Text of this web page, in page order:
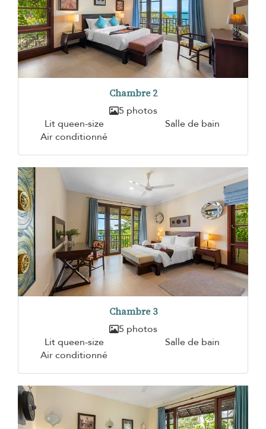
Chambre 2
5 photos
Lit queen-size
Salle de bain
Air conditionné
Chambre 3
5 photos
Lit queen-size
Salle de bain
Air conditionné